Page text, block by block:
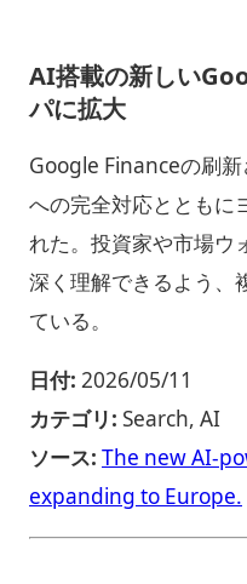
AI搭載の新しい
パに拡大
Google Financeの刷
への完全対応とともに
れた。投資家や市場ウ
深く理解できるよう、
ている。
日付: 2026/05/11
カテゴリ: Search, AI
ソース: The new AI-
expanding to Europe.